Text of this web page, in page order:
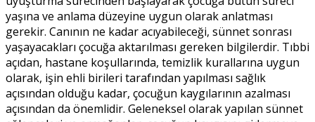
yaşına ve anlama düzeyine uygun olarak anlatması
gerekir. Canının ne kadar acıyabileceği, sünnet sonrası
yaşayacakları çocuğa aktarılması gereken bilgilerdir. Tıbbi
açıdan, hastane koşullarında, temizlik kurallarına uygun
olarak, işin ehli birileri tarafından yapılması sağlık
açısından olduğu kadar, çocuğun kaygılarının azalması
açısından da önemlidir. Geleneksel olarak yapılan sünnet